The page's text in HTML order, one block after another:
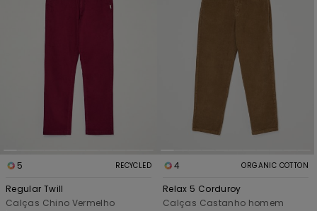
5 RECYCLED
Regular Twill
Calças Chino Vermelho
4 ORGANIC COTTON
Relax 5 Corduroy
Calças Castanho homem